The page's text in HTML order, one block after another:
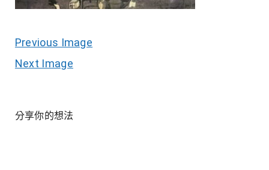
Previous Image
Next Image
分享你的想法